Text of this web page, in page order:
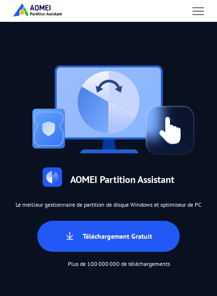
AOMEI Partition Assistant
Le meilleur gestionnaire de partition de disque Windows et optimiseur de PC
Téléchargement Gratuit
Plus de 100 000 000 de téléchargements